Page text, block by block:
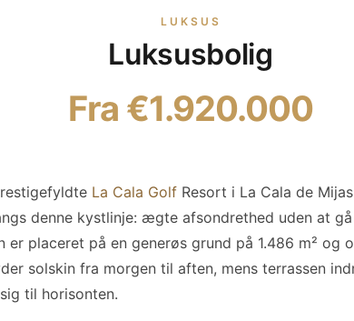
LUKSUS
Luksusbolig
Fra €1.920.000
La Cala Golf Resort i La Cala de
denne kystlinje: ægte afsondrethed uden at
er placeret på en generøs grund på 1.486 m² og
solskin fra morgen til aften, mens terrassen
til horisonten.